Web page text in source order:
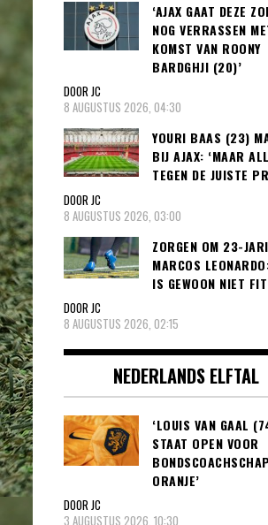
‘AJAX GAAT DEZE
NOG VERRASSEN
KOMST VAN ROONY
BARDGHJI (20)’
DOOR JC
8 AUGUSTUS 2026, 04:30
YOURI BAAS (23)
BIJ AJAX: ‘MAAR
TEGEN DE JUISTE
DOOR JC
8 AUGUSTUS 2026, 03:00
ZORGEN OM 23-
MARCOS
IS GEWOON NIET
DOOR JC
8 AUGUSTUS 2026, 02:15
NEDERLANDS ELFTAL
‘LOUIS VAN GAAL
STAAT OPEN VOOR
ORANJE’
DOOR JC
3 AUGUSTUS 2026, 10:30